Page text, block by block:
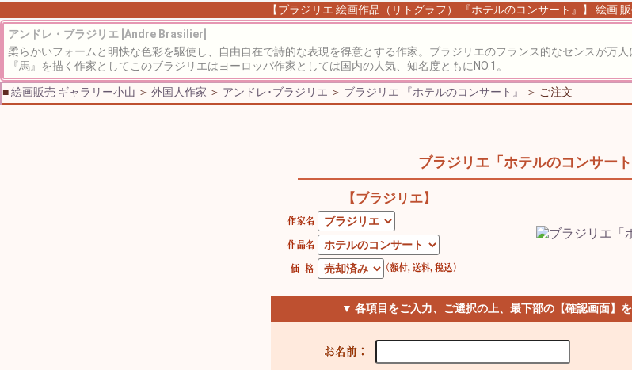
【ブラジリエ 絵画作品（リトグラフ） 『ホテルのコンサート』】 絵画
アンドレ・ブラジリエ [Andre Brasilier]
柔らかいフォームと明快な色彩を駆使し、自由自在で詩的な表現を得意とする作家。ブラジリエのフランス的なセンスが万
『馬』を描く作家としてこのブラジリエはヨーロッパ作家としては国内の人気、知名度ともにNO.1。
■絵画販売 ギャラリー小山 ＞ 外国人作家 ＞ アンドレ･ブラジリエ ＞ ブラジリエ 『ホテルのコンサート』 ＞ ご注文
ブラジリエ「ホテルのコンサート
【ブラジリエ】
▼ 各項目をご入力、ご選択の上、最下部の【確認画面】